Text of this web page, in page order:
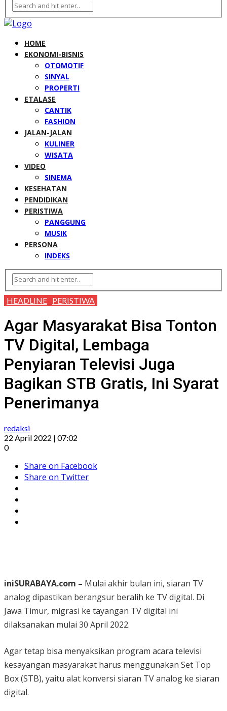
HOME
EKONOMI-BISNIS
OTOMOTIF
SINYAL
PROPERTI
ETALASE
CANTIK
FASHION
JALAN-JALAN
KULINER
WISATA
VIDEO
SINEMA
KESEHATAN
PENDIDIKAN
PERISTIWA
PANGGUNG
MUSIK
PERSONA
INDEKS
HEADLINE PERISTIWA
Agar Masyarakat Bisa Tonton
TV Digital, Lembaga
Penyiaran Televisi Juga
Bagikan STB Gratis, Ini Syarat
Penerimanya
redaksi
22 April 2022 | 07:02
0
Share on Facebook
Share on Twitter
iniSURABAYA.com – Mulai akhir bulan ini, siaran TV
analog dipastikan berangsur beralih ke TV digital. Di
Jawa Timur, migrasi ke tayangan TV digital ini
dilaksanakan mulai 30 April 2022.
Agar tetap bisa menyaksikan program acara televisi
kesayangan masyarakat harus menggunakan Set Top
Box (STB), yaitu alat konversi siaran TV analog ke siaran
digital.